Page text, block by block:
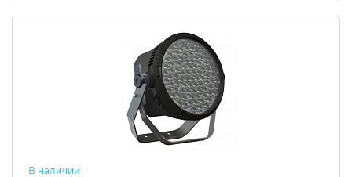
В наличии